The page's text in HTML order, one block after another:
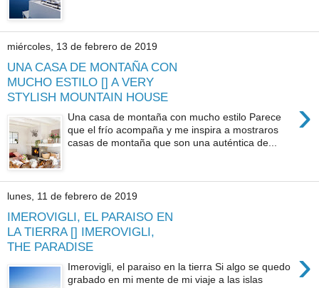
miércoles, 13 de febrero de 2019
UNA CASA DE MONTAÑA CON
MUCHO ESTILO [] A VERY
STYLISH MOUNTAIN HOUSE
›
Una casa de montaña con mucho estilo Parece
que el frío acompaña y me inspira a mostraros
casas de montaña que son una auténtica de...
lunes, 11 de febrero de 2019
IMEROVIGLI, EL PARAISO EN
LA TIERRA [] IMEROVIGLI,
THE PARADISE
›
Imerovigli, el paraiso en la tierra Si algo se quedo
grabado en mi mente de mi viaje a las islas